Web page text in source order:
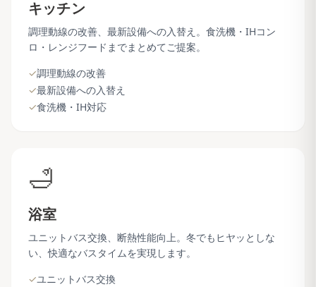
キッチン
調理動線の改善、最新設備への入替え。食洗機・IHコン
ロ・レンジフードまでまとめてご提案。
✓調理動線の改善
✓最新設備への入替え
✓食洗機・IH対応
🛁
浴室
ユニットバス交換、断熱性能向上。冬でもヒヤッとしな
い、快適なバスタイムを実現します。
✓ユニットバス交換